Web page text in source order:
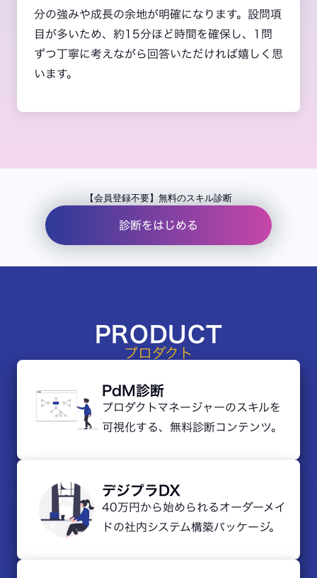
分の強みや成長の余地が明確になります。 設問項
目が多いため、約15分ほど時間を確保し、1問
ずつ丁寧に考えながら回答いただければ嬉しく思
います。
【会員登録不要】無料のスキル診断
診断をはじめる
PRODUCT
プロダクト
PdM診断
プロダクトマネージャーのスキルを
可視化する、無料診断コンテンツ。
デジプラDX
40万円から始められるオーダーメイ
ドの社内システム構築パッケージ。